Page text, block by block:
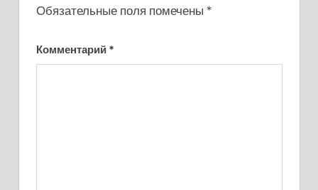
Обязательные поля помечены *
Комментарий *